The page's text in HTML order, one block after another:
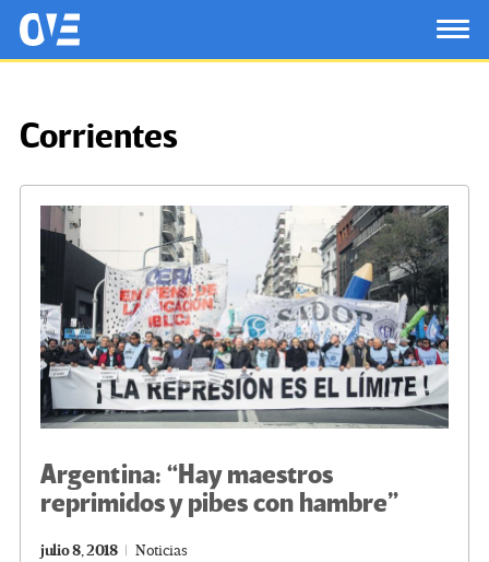
Saltar al contenido principal
OtrasVocesenEducacion.org
Corrientes
Argentina: “Hay maestros
reprimidos y pibes con hambre”
julio 8, 2018 Noticias